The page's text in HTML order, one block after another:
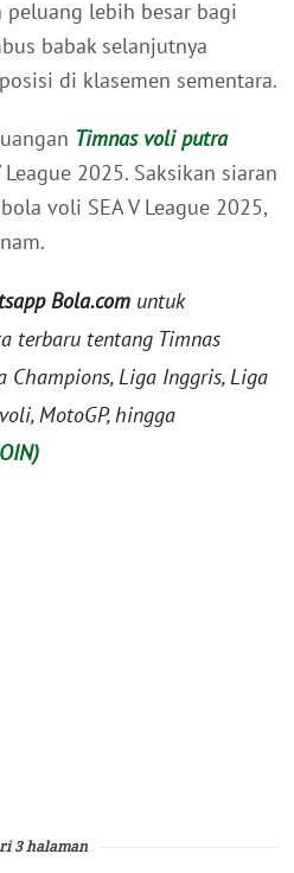
lebih besar bagi
babak selanjutnya
di klasemen sementara.
Timnas voli putra
2025. Saksikan siaran
voli SEA V League 2025,
Bola.com untuk
terbaru tentang Timnas
Champions, Liga Inggris, Liga
MotoGP, hingga
3 halaman